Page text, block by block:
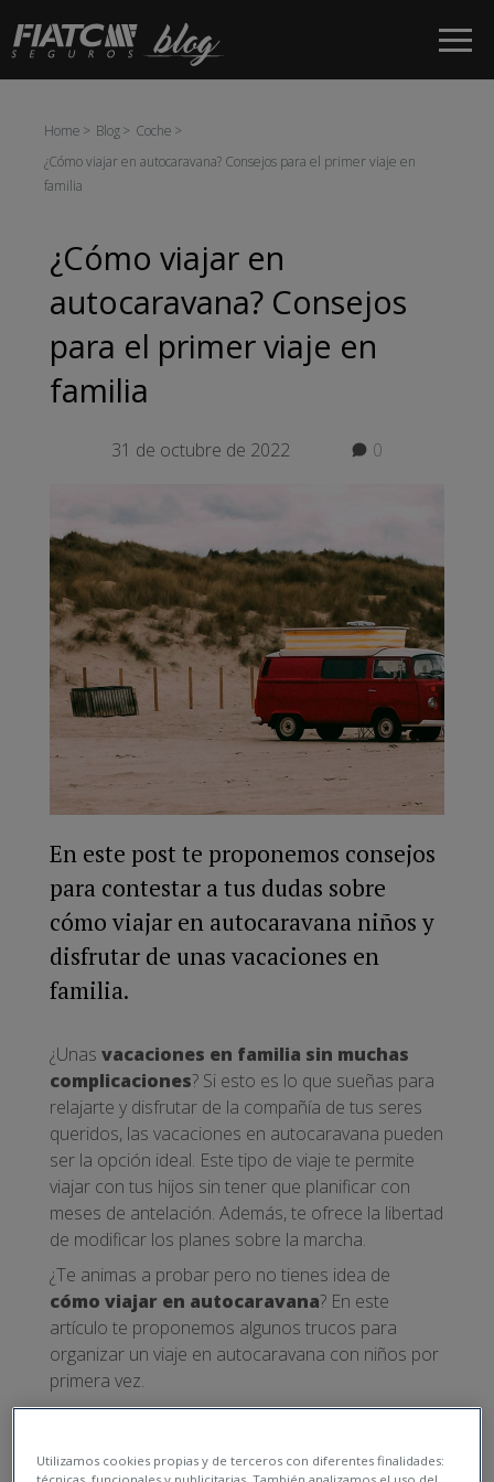
Saltar al contenido principal
Home Blog
Coche
¿Cómo viajar en autocaravana? Consejos para el primer viaje en
familia
¿Cómo viajar en
autocaravana? Consejos
para el primer viaje en
familia
31 de octubre de 2022 0
En este post te proponemos consejos
para contestar a tus dudas sobre
cómo viajar en autocaravana niños y
disfrutar de unas vacaciones en
familia.
¿Unas vacaciones en familia sin muchas
complicaciones? Si esto es lo que sueñas para
relajarte y disfrutar de la compañía de tus seres
queridos, las vacaciones en autocaravana pueden
ser la opción ideal. Este tipo de viaje te permite
viajar con tus hijos sin tener que planificar con
meses de antelación. Además, te ofrece la libertad
de modificar los planes sobre la marcha.
¿Te animas a probar pero no tienes idea de
cómo viajar en autocaravana? En este
artículo te proponemos algunos trucos para
organizar un viaje en autocaravana con niños por
primera vez.
primer viaje en
Utilizamos cookies propias y de terceros con diferentes finalidades:
técnicas, funcionales y publicitarias. También analizamos el uso del